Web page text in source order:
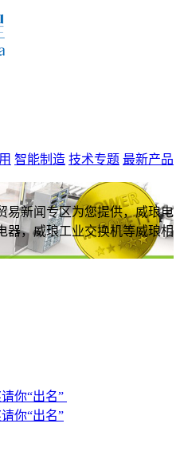
智能制造 技术专题 最新产品
易新闻专区为您提供，威琅电
器，威琅工业交换机等威琅相
你“出名”
你“出名”